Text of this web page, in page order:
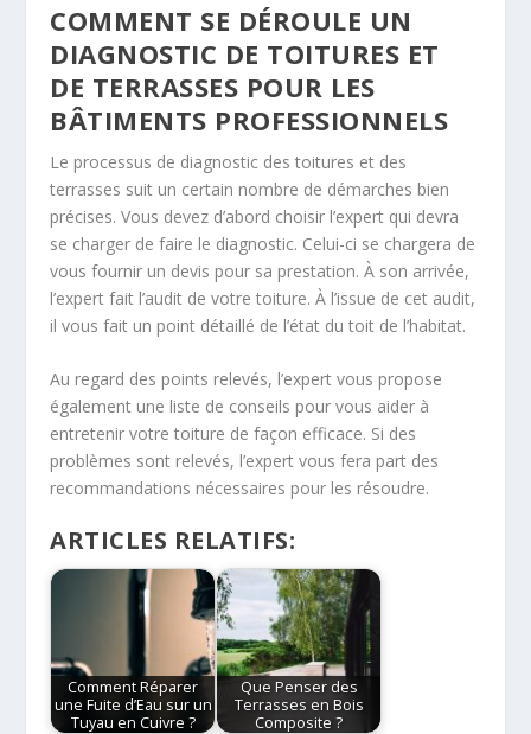
COMMENT SE DÉROULE UN
DIAGNOSTIC DE TOITURES ET
DE TERRASSES POUR LES
BÂTIMENTS PROFESSIONNELS
Le processus de diagnostic des toitures et des
terrasses suit un certain nombre de démarches bien
précises. Vous devez d’abord choisir l’expert qui devra
se charger de faire le diagnostic. Celui-ci se chargera de
vous fournir un devis pour sa prestation. À son arrivée,
l’expert fait l’audit de votre toiture. À l’issue de cet audit,
il vous fait un point détaillé de l’état du toit de l’habitat.
Au regard des points relevés, l’expert vous propose
également une liste de conseils pour vous aider à
entretenir votre toiture de façon efficace. Si des
problèmes sont relevés, l’expert vous fera part des
recommandations nécessaires pour les résoudre.
ARTICLES RELATIFS:
Comment Réparer
une Fuite d’Eau sur un
Tuyau en Cuivre ?
Que Penser des
Terrasses en Bois
Composite ?